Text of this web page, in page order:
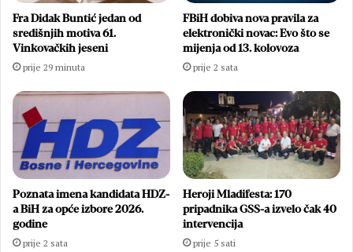
Fra Didak Buntić jedan od
središnjih motiva 61.
Vinkovačkih jeseni
prije 29 minuta
FBiH dobiva nova pravila za
elektronički novac: Evo što se
mijenja od 13. kolovoza
prije 2 sata
Poznata imena kandidata HDZ-
a BiH za opće izbore 2026.
godine
prije 2 sata
Heroji Mladifesta: 170
pripadnika GSS-a izvelo čak 40
intervencija
prije 5 sati